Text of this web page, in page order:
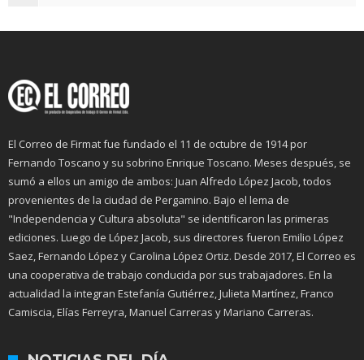
El Correo de Firmat fue fundado el 11 de octubre de 1914 por
Fernando Toscano y su sobrino Enrique Toscano. Meses después, se
sumó a ellos un amigo de ambos: Juan Alfredo López Jacob, todos
provenientes de la ciudad de Pergamino. Bajo el lema de
"Independencia y Cultura absoluta" se identificaron las primeras
ediciones. Luego de López Jacob, sus directores fueron Emilio López
Saez, Fernando López y Carolina López Ortiz. Desde 2017, El Correo es
una cooperativa de trabajo conducida por sus trabajadores. En la
actualidad la integran Estefanía Gutiérrez, Julieta Martínez, Franco
Camiscia, Elías Ferreyra, Manuel Carreras y Mariano Carreras.